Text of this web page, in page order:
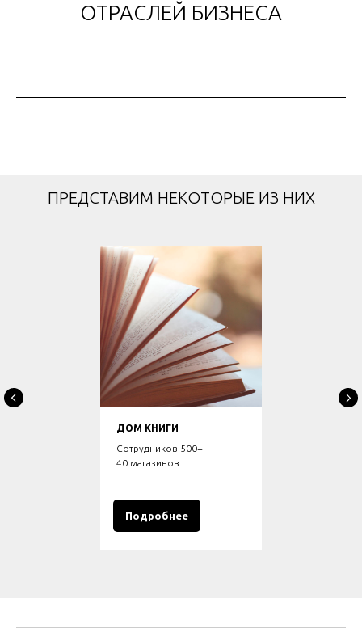
ОТРАСЛЕЙ БИЗНЕСА
ПРЕДСТАВИМ НЕКОТОРЫЕ ИЗ НИХ
ДОМ КНИГИ
Сотрудников 500+
40 магазинов
Подробнее